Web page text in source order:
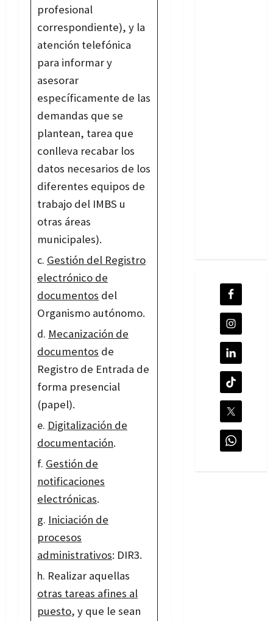
profesional
correspondiente), y la
atención telefónica
para informar y
asesorar
específicamente de las
demandas que se
plantean, tarea que
conlleva recabar los
datos necesarios de los
diferentes equipos de
trabajo del IMBS u
otras áreas
municipales).
Gestión del Registro
electrónico de
documentos del
Organismo autónomo.
Mecanización de
documentos de
Registro de Entrada de
forma presencial
(papel).
Digitalización de
documentación.
Gestión de
notificaciones
electrónicas.
Iniciación de
procesos
administrativos: DIR3.
Realizar aquellas
otras tareas afines al
puesto, y que le sean